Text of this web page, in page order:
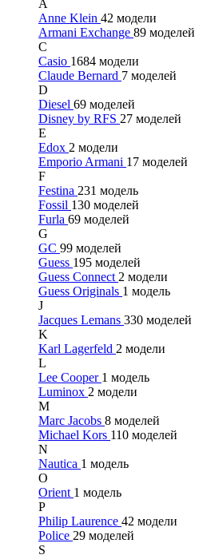
A
Anne Klein 42 модели
Armani Exchange 89 моделей
C
Casio 1684 модели
Claude Bernard 7 моделей
D
Diesel 69 моделей
Disney by RFS 27 моделей
E
Edox 2 модели
Emporio Armani 17 моделей
F
Festina 231 модель
Fossil 130 моделей
Furla 69 моделей
G
GC 99 моделей
Guess 195 моделей
Guess Connect 2 модели
Guess Originals 1 модель
J
Jacques Lemans 330 моделей
K
Karl Lagerfeld 2 модели
L
Lee Cooper 1 модель
Luminox 2 модели
M
Marc Jacobs 8 моделей
Michael Kors 110 моделей
N
Nautica 1 модель
O
Orient 1 модель
P
Philip Laurence 42 модели
Police 29 моделей
S